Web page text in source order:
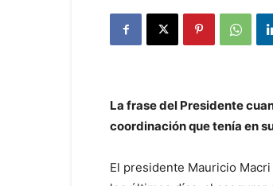
La frase del Presidente
coordinación que tenía en
El presidente Mauricio